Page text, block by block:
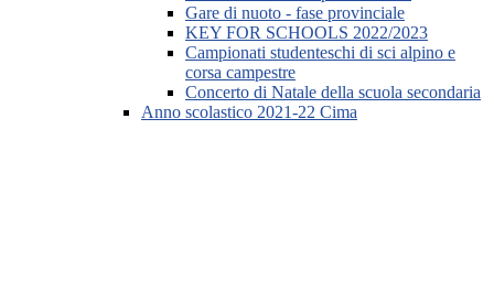
Gare di nuoto - fase provinciale
KEY FOR SCHOOLS 2022/2023
Campionati studenteschi di sci alpino e
corsa campestre
Concerto di Natale della scuola secondaria
Anno scolastico 2021-22 Cima